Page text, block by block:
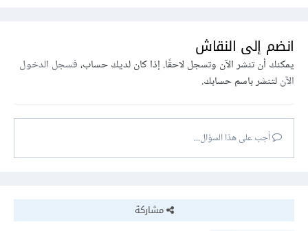
انضم إلى النقاش
يمكنك أن تنشر الآن وتسجل لاحقًا. إذا كان لديك حساب،فسجل الدخول
الآنلتنشر باسم حسابك.
أجب على هذا السؤال...
مشاركة